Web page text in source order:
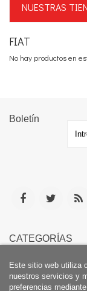
NUESTRAS
FIAT
No hay productos en
Boletín
CATEGORÍAS
INFORMACIÓN
Este sitio web utiliza
nuestros servicios y
preferencias